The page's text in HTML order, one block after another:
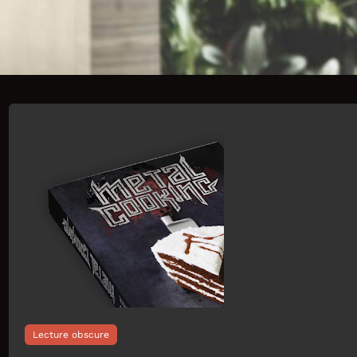
Lecture obscure